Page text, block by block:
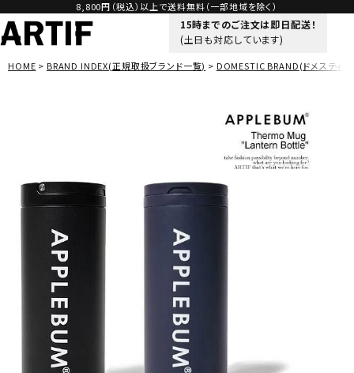
8,800円（税込）以上で送料無料（一部地域を除く）
15時までのご注文は即日配送！
(土日も対応しています)
HOME BRAND INDEX(正規取扱ブランド一覧) DOMESTIC BRAND(ドメスティッ